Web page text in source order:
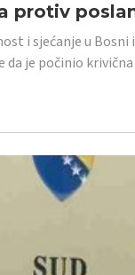
protiv
i sjećanje u
je počinio